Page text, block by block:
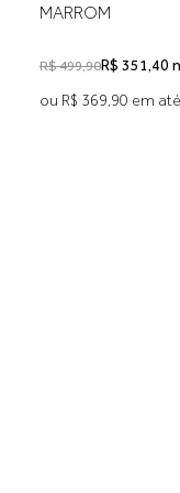
MARROM
R$ 499,90R$ 351,40
ou R$ 369,90 em